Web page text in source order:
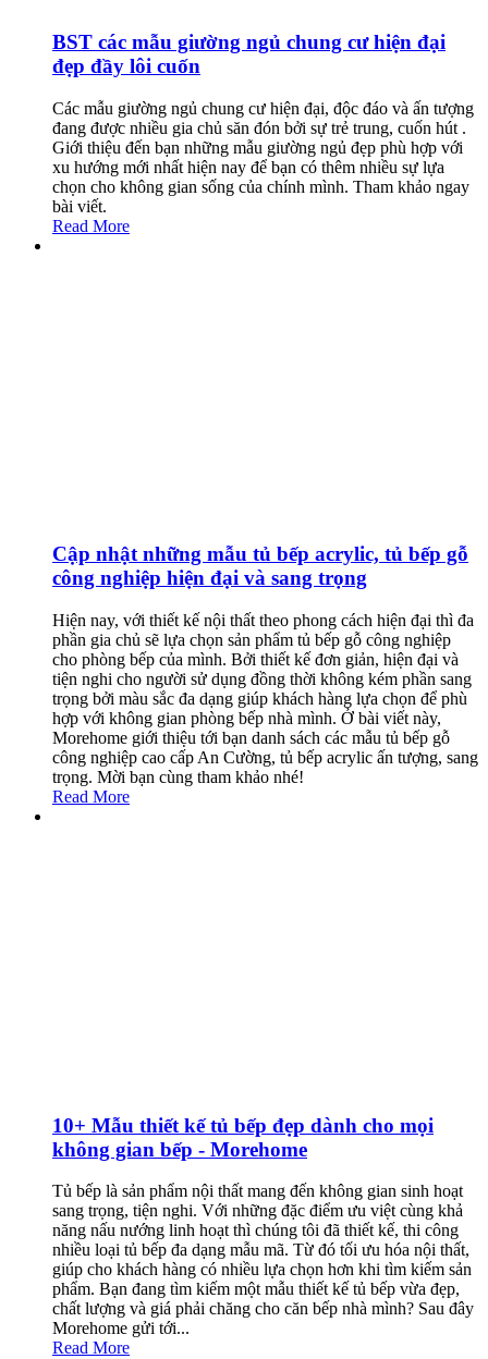
BST các mẫu giường ngủ chung cư hiện đại
đẹp đầy lôi cuốn
Các mẫu giường ngủ chung cư hiện đại, độc đáo và ấn tượng
đang được nhiều gia chủ săn đón bởi sự trẻ trung, cuốn hút .
Giới thiệu đến bạn những mẫu giường ngủ đẹp phù hợp với
xu hướng mới nhất hiện nay để bạn có thêm nhiều sự lựa
chọn cho không gian sống của chính mình. Tham khảo ngay
bài viết.
Read More
Cập nhật những mẫu tủ bếp acrylic, tủ bếp gỗ
công nghiệp hiện đại và sang trọng
Hiện nay, với thiết kế nội thất theo phong cách hiện đại thì đa
phần gia chủ sẽ lựa chọn sản phẩm tủ bếp gỗ công nghiệp
cho phòng bếp của mình. Bởi thiết kế đơn giản, hiện đại và
tiện nghi cho người sử dụng đồng thời không kém phần sang
trọng bởi màu sắc đa dạng giúp khách hàng lựa chọn để phù
hợp với không gian phòng bếp nhà mình. Ở bài viết này,
Morehome giới thiệu tới bạn danh sách các mẫu tủ bếp gỗ
công nghiệp cao cấp An Cường, tủ bếp acrylic ấn tượng, sang
trọng. Mời bạn cùng tham khảo nhé!
Read More
10+ Mẫu thiết kế tủ bếp đẹp dành cho mọi
không gian bếp - Morehome
Tủ bếp là sản phẩm nội thất mang đến không gian sinh hoạt
sang trọng, tiện nghi. Với những đặc điểm ưu việt cùng khả
năng nấu nướng linh hoạt thì chúng tôi đã thiết kế, thi công
nhiều loại tủ bếp đa dạng mẫu mã. Từ đó tối ưu hóa nội thất,
giúp cho khách hàng có nhiều lựa chọn hơn khi tìm kiếm sản
phẩm. Bạn đang tìm kiếm một mẫu thiết kế tủ bếp vừa đẹp,
chất lượng và giá phải chăng cho căn bếp nhà mình? Sau đây
Morehome gửi tới...
Read More